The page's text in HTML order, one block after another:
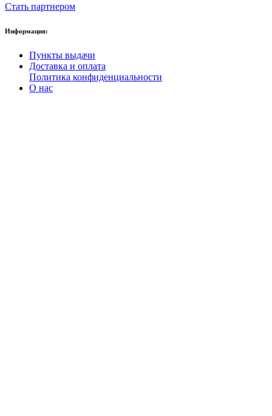
Стать партнером
Информация:
Пункты выдачи
Доставка и оплата
Политика конфиденциальности
О нас